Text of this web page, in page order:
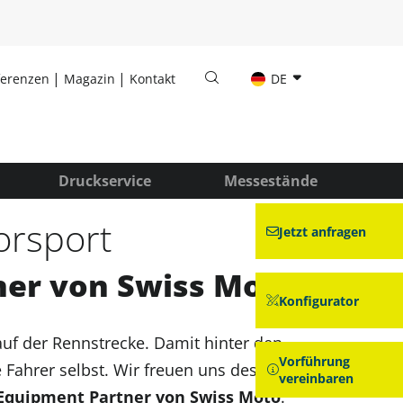
Magazin Kontakt DE
Druckservice Messestände
von Swiss Moto
der Rennstrecke. Damit hinter den
selbst. Wir freuen uns deshalb
Partner von Swiss Moto.
Jetzt anfragen
Konfigurator
Vorführung
vereinbaren